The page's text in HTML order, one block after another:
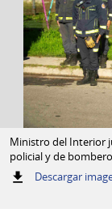
Ministro del Interior
policial y de
Descargar